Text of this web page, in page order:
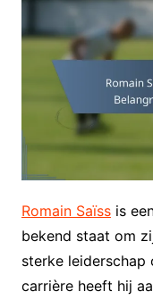
Romain Saïssis
bekend staat om
sterke leiderschap
carrière heeft hij